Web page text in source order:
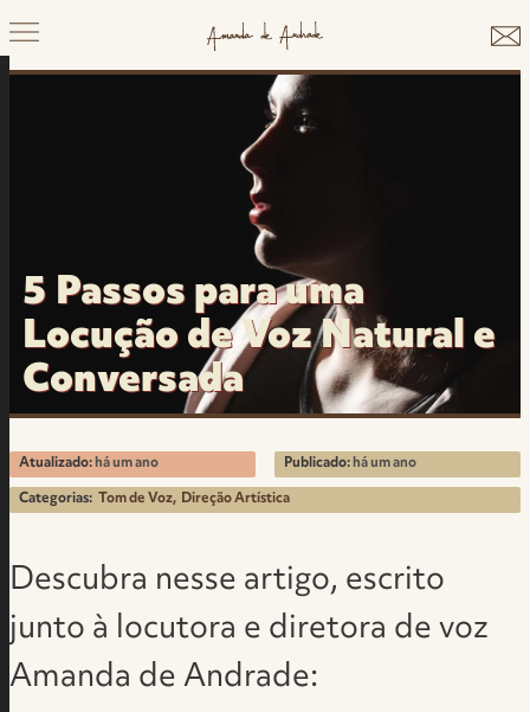
5 Passos para uma
Locução de Voz Natural e
Conversada
Atualizado:há um ano Publicado:há um ano
Categorias: Tom de Voz Direção Artística
Descubra nesse artigo, escrito
junto à locutora e diretora de voz
Amanda de Andrade: